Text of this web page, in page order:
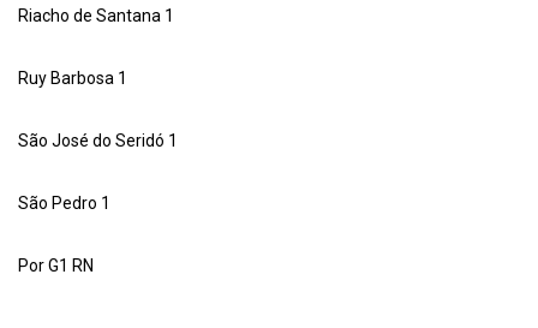
Riacho de Santana 1
Ruy Barbosa 1
São José do Seridó 1
São Pedro 1
Por G1 RN